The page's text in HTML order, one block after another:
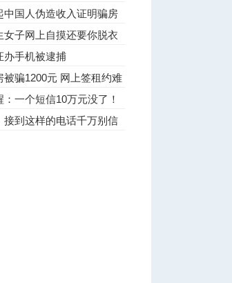
中国人伪造收入证明骗房
女子网上自摸还要你脱衣
办手机被逮捕
被骗1200元 网上签租约难
一个短信10万元没了！
接到这样的电话千万别信